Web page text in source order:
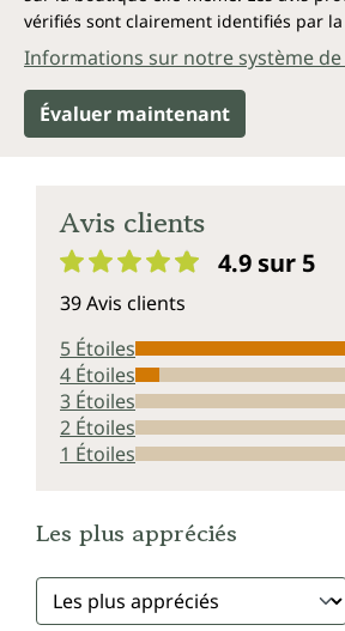
vérifiés sont clairement identifiés par
Informations sur notre système
Évaluer maintenant
Avis clients
4.9 sur 5
39 Avis clients
5 Étoiles
4 Étoiles
3 Étoiles
2 Étoiles
1 Étoiles
Les plus appréciés